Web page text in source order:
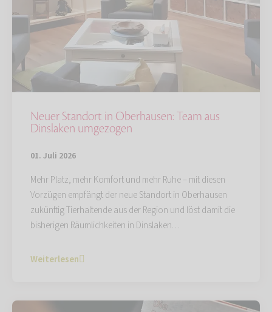
Neuer Standort in Oberhausen: Team aus
Dinslaken umgezogen
01. Juli 2026
Mehr Platz, mehr Komfort und mehr Ruhe – mit diesen
Vorzügen empfängt der neue Standort in Oberhausen
zukünftig Tierhaltende aus der Region und löst damit die
bisherigen Räumlichkeiten in Dinslaken…
Weiterlesen